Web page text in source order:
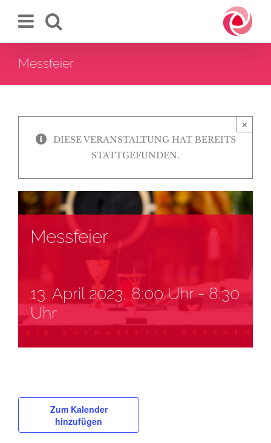
Inhalt
Messfeier
×
DIESE VERANSTALTUNG HAT BEREITS
STATTGEFUNDEN.
Messfeier
13. April 2023, 8:00 Uhr- 8:30
Uhr
Zum Kalender
hinzufügen